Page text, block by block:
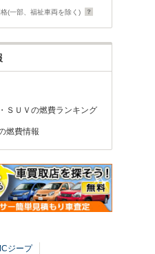
(一部、福祉車両を除く)
ＳＵＶの燃費ランキング
燃費情報
ジープ